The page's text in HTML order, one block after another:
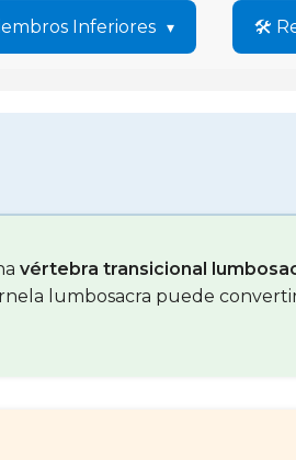
Inferiores 🛠️
vértebra transicional
lumbosacra puede